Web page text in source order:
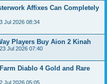
Affixes Can Completely
Jul 2026 08:34
Players Buy Aion 2 Kinah
23 Jul 2026 07:40
Diablo 4 Gold and Rare
Jul 2026 05:05